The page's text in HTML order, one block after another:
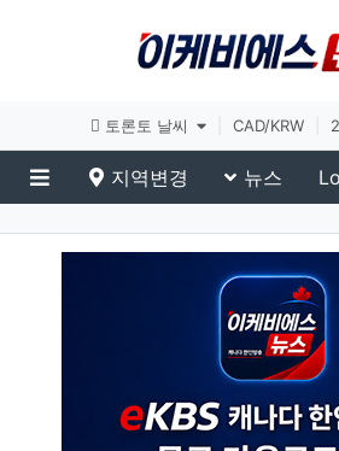
토론토 날씨 CAD/KRW
메뉴
지역변경 뉴스
eKBS News